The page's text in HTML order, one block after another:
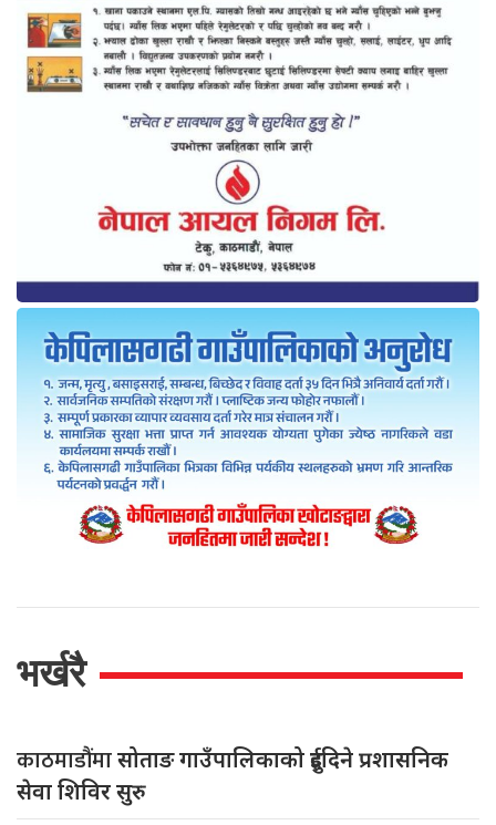
भर्खरै
काठमाडौंमासोताङ गाउँपालिकाको दुईदिने प्रशासनिक
सेवा शिविर सुरु